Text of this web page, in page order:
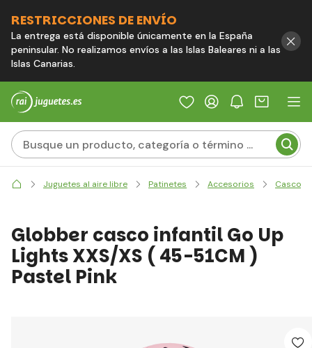
RESTRICCIONES DE ENVÍO
La entrega está disponible únicamente en la España
peninsular. No realizamos envíos a las Islas Baleares ni a las
Islas Canarias.
Juguetes al aire libre Patinetes Accesorios Cascos
Globber casco infantil Go Up
Lights XXS/XS ( 45-51CM )
Pastel Pink